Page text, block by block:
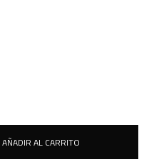
AÑADIR AL CARRITO